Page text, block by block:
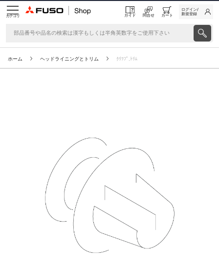
カテゴリ ガイド 問合せ カート
ログイン/
新規登録
ホーム ヘッドライニングとトリム ｸﾘﾂﾌﾟ,ﾄﾘﾑ